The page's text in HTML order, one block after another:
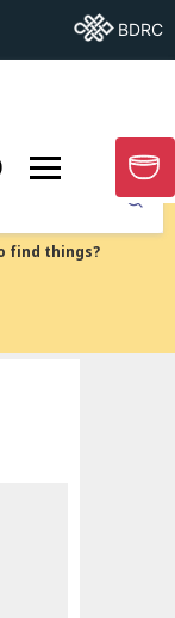
Go ToBDRC
GO
Submit
find things?